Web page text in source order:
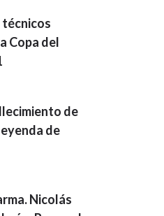
técnicos
Copa del
de
de
Nicolás